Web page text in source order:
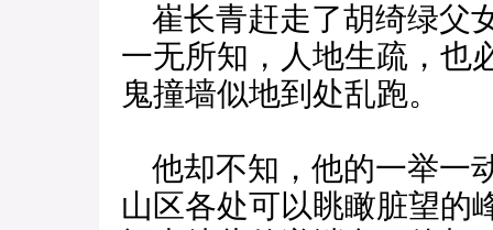
崔长青赶走了胡绮绿父
一无所知，人地生疏，也
鬼撞墙似地到处乱跑。
他却不知，他的一举一
山区各处可以眺瞰脏望的